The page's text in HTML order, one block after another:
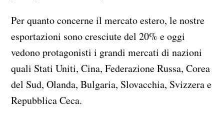
Per quanto concerne il mercato estero, le nostre
esportazioni sono cresciute del 20% e oggi
vedono protagonisti i grandi mercati di nazioni
quali Stati Uniti, Cina, Federazione Russa, Corea
del Sud, Olanda, Bulgaria, Slovacchia, Svizzera e
Repubblica Ceca.